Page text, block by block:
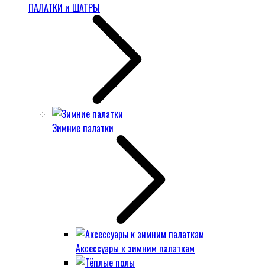
ПАЛАТКИ и ШАТРЫ
Зимние палатки
Аксессуары к зимним палаткам